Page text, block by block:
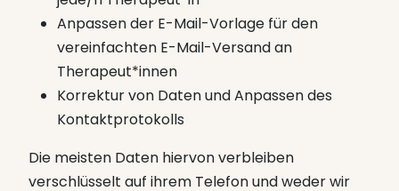
Anpassen der E-Mail-Vorlage für den
vereinfachten E-Mail-Versand an
Therapeut*innen
Korrektur von Daten und Anpassen des
Kontaktprotokolls
Die meisten Daten hiervon verbleiben
verschlüsselt auf ihrem Telefon und weder wir